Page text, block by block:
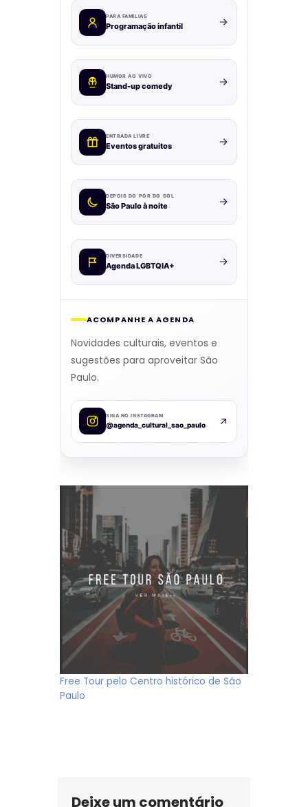
PARA FAMÍLIAS
Programação infantil
HUMOR AO VIVO
Stand-up comedy
ENTRADA LIVRE
Eventos gratuitos
DEPOIS DO PÔR DO SOL
São Paulo à noite
DIVERSIDADE
Agenda LGBTQIA+
ACOMPANHE A AGENDA
Novidades culturais, eventos e
sugestões para aproveitar São
Paulo.
SIGA NO INSTAGRAM
@agenda_cultural_sao_paulo
Free Tour pelo Centro histórico de São
Paulo
Deixe um comentário